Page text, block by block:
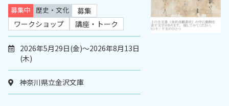
募集中 歴史・文化
募集
ワークショップ
講座・トーク
2026年5月29日(金)～2026年8月13日
(木)
神奈川県立金沢文庫